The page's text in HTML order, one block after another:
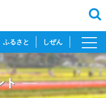
ふるさと しぜん
toggle
ト